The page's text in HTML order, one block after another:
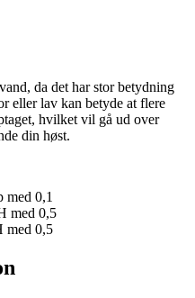
da det har stor betydning
eller lav kan betyde at flere
hvilket vil gå ud over
din høst.
med 0,1
med 0,5
med 0,5